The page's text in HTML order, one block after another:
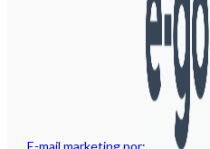
E-mail marketing por: